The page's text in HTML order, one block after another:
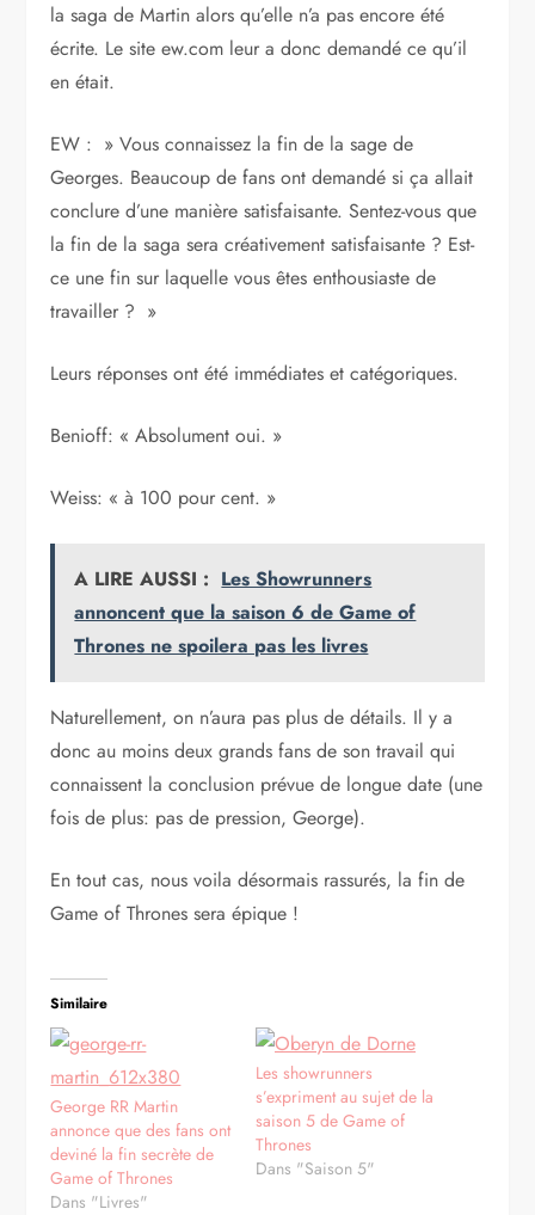
la saga de Martin alors qu’elle n’a pas encore été
écrite. Le site ew.com leur a donc demandé ce qu’il
en était.
EW : » Vous connaissez la fin de la sage de
Georges. Beaucoup de fans ont demandé si ça allait
conclure d’une manière satisfaisante. Sentez-vous que
la fin de la saga sera créativement satisfaisante ? Est-
ce une fin sur laquelle vous êtes enthousiaste de
travailler ? »
Leurs réponses ont été immédiates et catégoriques.
Benioff: « Absolument oui. »
Weiss: « à 100 pour cent. »
A LIRE AUSSI : Les Showrunners
annoncent que la saison 6 de Game of
Thrones ne spoilera pas les livres
Naturellement, on n’aura pas plus de détails. Il y a
donc au moins deux grands fans de son travail qui
connaissent la conclusion prévue de longue date (une
fois de plus: pas de pression, George).
En tout cas, nous voila désormais rassurés, la fin de
Game of Thrones sera épique !
Similaire
George RR Martin
annonce que des fans ont
deviné la fin secrète de
Game of Thrones
Dans "Livres"
Les showrunners
s’expriment au sujet de la
saison 5 de Game of
Thrones
Dans "Saison 5"